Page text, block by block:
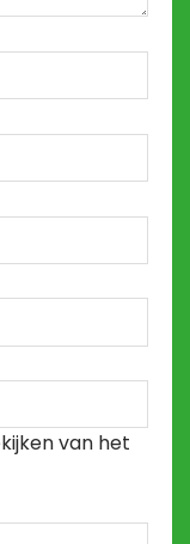
van het